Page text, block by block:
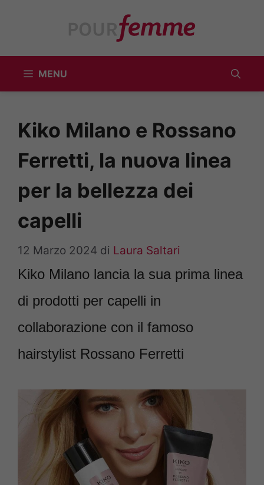
MENU
Kiko Milano e Rossano
Ferretti, la nuova linea
per la bellezza dei
capelli
12 Marzo 2024 di Laura Saltari
Kiko Milano lancia la sua prima linea
di prodotti per capelli in
collaborazione con il famoso
hairstylist Rossano Ferretti